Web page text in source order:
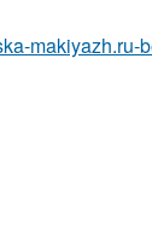
makiyazh.ru-